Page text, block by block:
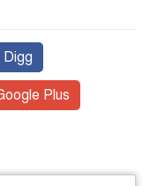
Digg
Plus